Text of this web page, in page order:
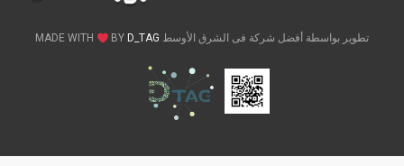
تطوير بواسطة أفضل شركة فى الشرق الأوسط MADE WITH BY D_TAG